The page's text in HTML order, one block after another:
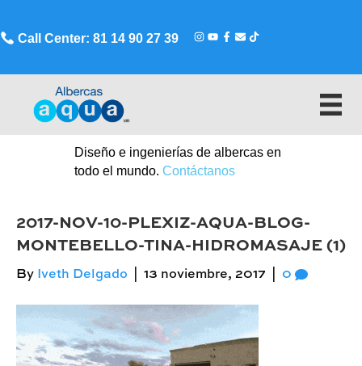
Call Center: 81 14 90 27 39
Diseño e ingenierías de albercas en
todo el mundo. Contáctanos
2017-NOV-10-PLEXIZ-AQUA-BLOG-
MONTEBELLO-TINA-HIDROMASAJE (1)
By Iveth Delgado 13 noviembre, 2017 0